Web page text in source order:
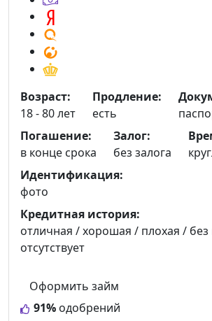
91% одобрений
Оформить займ
Возраст:
18 - 80 лет
Продление:
есть
Погашение:
в конце срока
Залог:
без залога
Идентификация:
фото
Кредитная история:
отличная / хорошая / плохая /
отсутствует